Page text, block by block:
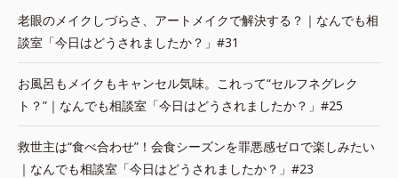
老眼のメイクしづらさ、アートメイクで解決する？｜なんでも相
談室「今日はどうされましたか？」#31
お風呂もメイクもキャンセル気味。これって“セルフネグレク
ト？”｜なんでも相談室「今日はどうされましたか？」#25
救世主は“食べ合わせ”！会食シーズンを罪悪感ゼロで楽しみたい
｜なんでも相談室「今日はどうされましたか？」#23